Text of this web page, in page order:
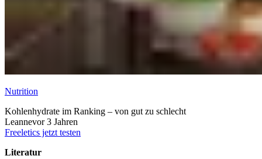
Nutrition
Kohlenhydrate im Ranking – von gut zu schlecht
Leannevor 3 Jahren
Freeletics jetzt testen
Literatur